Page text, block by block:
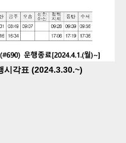
시각표 (2024.3.30.~)